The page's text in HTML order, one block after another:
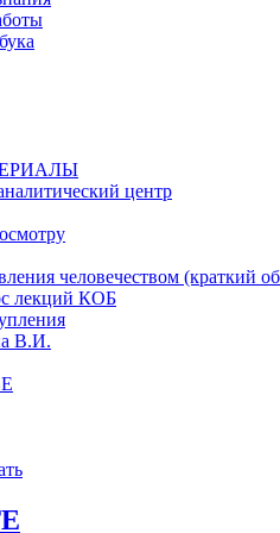
центр
человечеством (краткий
лекций КОБ
В.И.